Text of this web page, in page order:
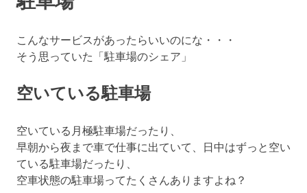
こんなサービスがあったらいいのにな・・・
そう思っていた「駐車場のシェア」
空いている駐車場
空いている月極駐車場だったり、
早朝から夜まで車で仕事に出ていて、日中はずっと空い
ている駐車場だったり、
空車状態の駐車場ってたくさんありますよね？